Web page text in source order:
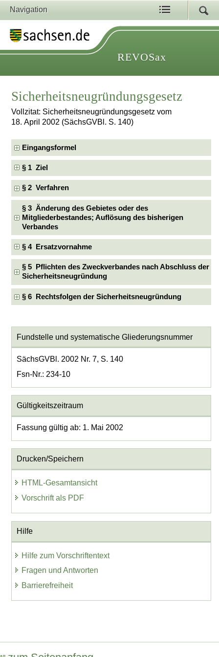
Navigation
REVOSax
Sicherheitsneugründungsgesetz
Vollzitat: Sicherheitsneugründungsgesetz vom
18. April 2002 (SächsGVBl. S. 140)
Eingangsformel
§ 1 Ziel
§ 2 Verfahren
§ 3 Änderung des Gebietes oder des
Mitgliederbestandes; Auflösung des bisherigen
Verbandes
§ 4 Ersatzvornahme
§ 5 Pflichten des Zweckverbandes nach Abschluss der
Sicherheitsneugründung
§ 6 Rechtsfolgen der Sicherheitsneugründung
Fundstelle und systematische Gliederungsnummer
SächsGVBl. 2002 Nr. 7, S. 140
Fsn-Nr.: 234-10
Gültigkeitszeitraum
Fassung gültig ab: 1. Mai 2002
Drucken/Speichern
HTML-Gesamtansicht
Vorschrift als PDF
Hilfe
Hilfe zum Vorschriftentext
Fragen und Antworten
Barrierefreiheit